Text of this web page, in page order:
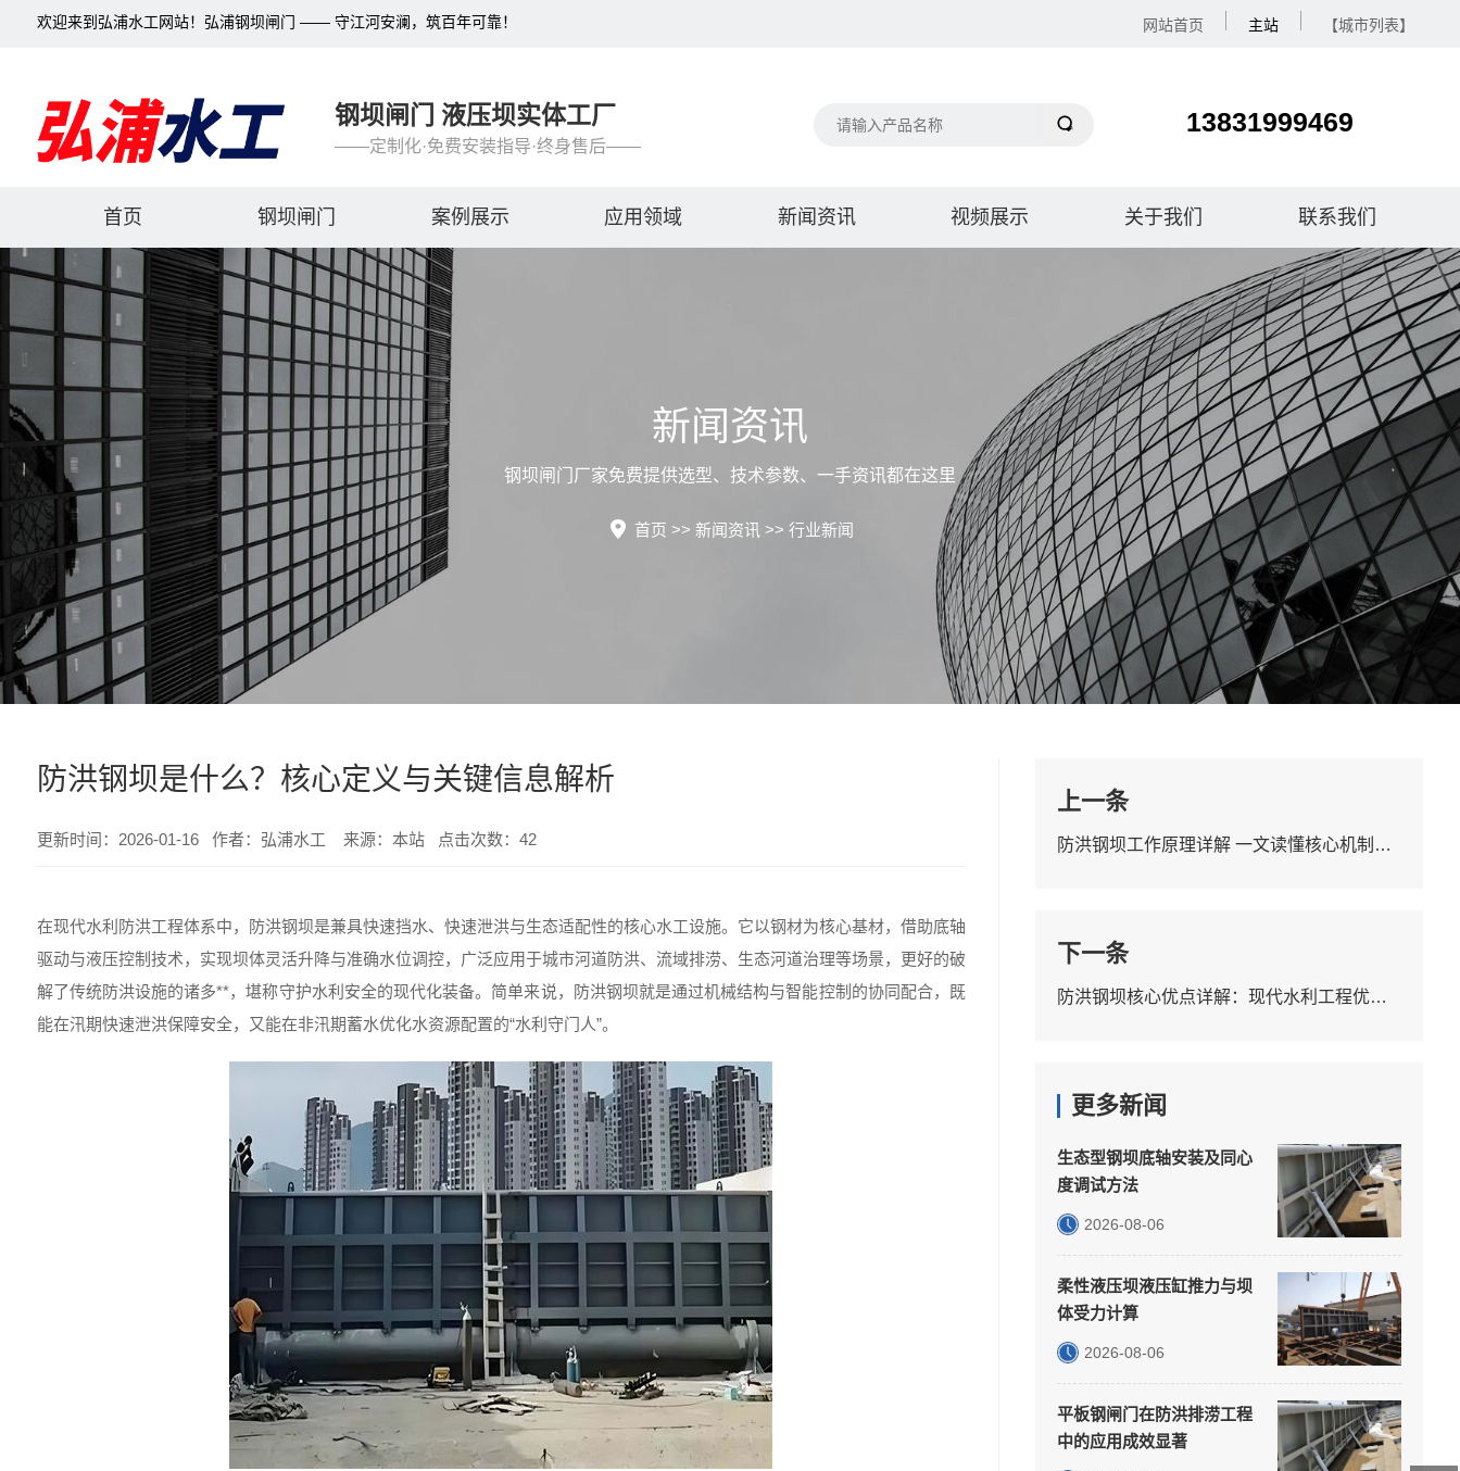
欢迎来到弘浦水工网站！弘浦钢坝闸门 —— 守江河安澜，筑百年可靠！ 网站首页 主站 【城市列表】
钢坝闸门 液压坝实体工厂
——定制化·免费安装指导·终身售后——
13831999469
首页 钢坝闸门 案例展示 应用领域 新闻资讯 视频展示 关于我们 联系我们
新闻资讯
钢坝闸门厂家免费提供选型、技术参数、一手资讯都在这里
首页 >> 新闻资讯 >> 行业新闻
防洪钢坝是什么？核心定义与关键信息解析
更新时间：2026-01-16 作者：弘浦水工 来源：本站 点击次数：42
在现代水利防洪工程体系中，防洪钢坝是兼具快速挡水、快速泄洪与生态适配性的核心水工设施。它以钢材为核心基材，借助底轴
驱动与液压控制技术，实现坝体灵活升降与准确水位调控，广泛应用于城市河道防洪、流域排涝、生态河道治理等场景，更好的破
解了传统防洪设施的诸多**，堪称守护水利安全的现代化装备。简单来说，防洪钢坝就是通过机械结构与智能控制的协同配合，既
能在汛期快速泄洪保障安全，又能在非汛期蓄水优化水资源配置的“水利守门人”。
上一条
防洪钢坝工作原理详解 一文读懂核心机制与坝型差异
下一条
防洪钢坝核心优点详解：现代水利工程优选装备优势分析
更多新闻
生态型钢坝底轴安装及同心
度调试方法
2026-08-06
柔性液压坝液压缸推力与坝
体受力计算
2026-08-06
平板钢闸门在防洪排涝工程
中的应用成效显著